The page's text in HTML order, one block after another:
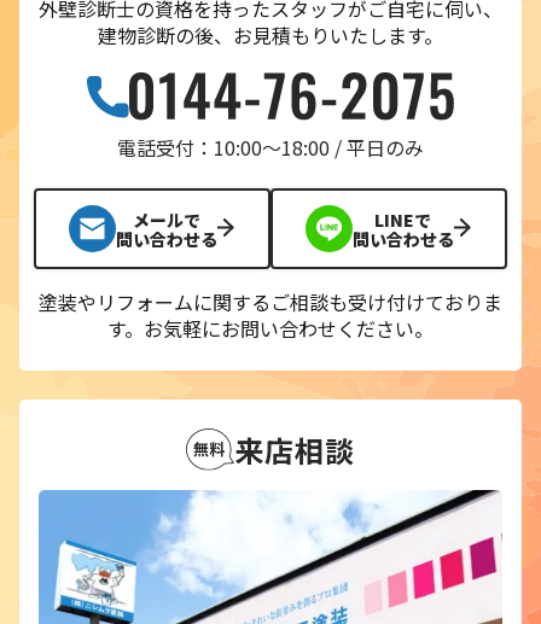
外壁診断士の資格を持ったスタッフがご自宅に伺い、
建物診断の後、お見積もりいたします。
電話受付：10:00〜18:00 / 平日のみ
メールで
問い合わせる
LINEで
問い合わせる
塗装やリフォームに関するご相談も受け付けておりま
す。 お気軽にお問い合わせください。
来店相談